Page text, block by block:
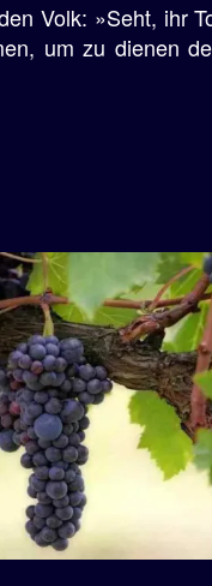
Volk: »Seht, ihr
um zu dienen